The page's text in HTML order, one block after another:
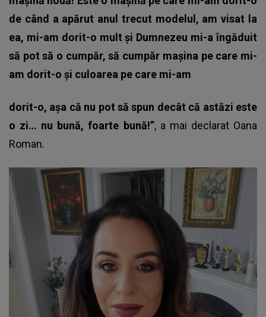
de când a apărut anul trecut modelul, am visat la
ea, mi-am dorit-o mult și Dumnezeu mi-a îngăduit
să pot să o cumpăr, să cumpăr mașina pe care mi-
am dorit-o și culoarea pe care mi-am
dorit-o, așa că nu pot să spun decât că astăzi este
o zi… nu bună, foarte bună!”, a mai declarat Oana
Roman.